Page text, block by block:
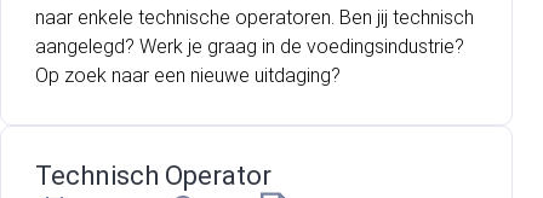
naar enkele technische operatoren. Ben jij technisch
aangelegd? Werk je graag in de voedingsindustrie?
Op zoek naar een nieuwe uitdaging?
Technisch Operator